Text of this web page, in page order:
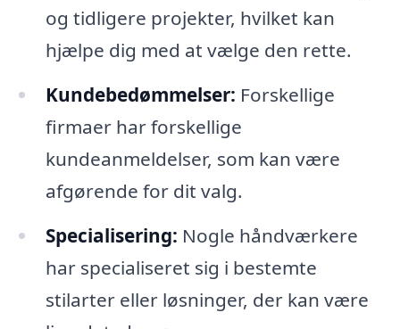
og tidligere projekter, hvilket kan
hjælpe dig med at vælge den rette.
Kundebedømmelser: Forskellige
firmaer har forskellige
kundeanmeldelser, som kan være
afgørende for dit valg.
Specialisering: Nogle håndværkere
har specialiseret sig i bestemte
stilarter eller løsninger, der kan være